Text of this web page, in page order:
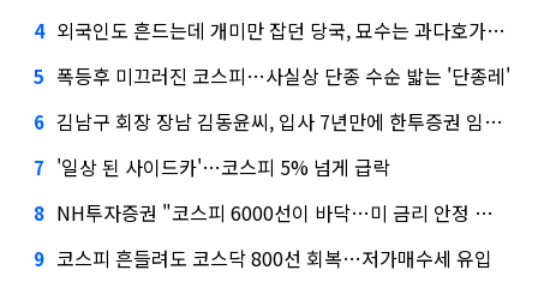
4 외국인도 흔드는데 개미만 잡던 당국, 묘수는 과다호가부담금?
5 폭등후 미끄러진 코스피…사실상 단종 수순 밟는 '단종레'
6 김남구 회장 장남 김동윤씨, 입사 7년만에 한투증권 임원 승진
7 '일상 된 사이드카'…코스피 5% 넘게 급락
8 NH투자증권 "코스피 6000선이 바닥…미 금리 안정 후 추가 회복"
9 코스피 흔들려도 코스닥 800선 회복…저가매수세 유입